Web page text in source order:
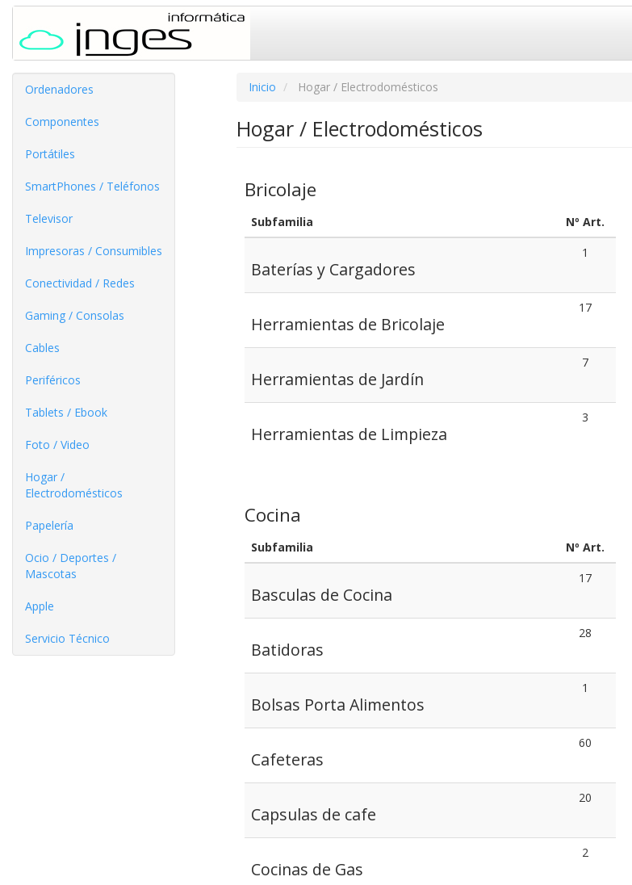
Ordenadores
Componentes
Portátiles
SmartPhones / Teléfonos
Televisor
Impresoras / Consumibles
Conectividad / Redes
Gaming / Consolas
Cables
Periféricos
Tablets / Ebook
Foto / Video
Hogar /
Electrodomésticos
Papelería
Ocio / Deportes /
Mascotas
Apple
Servicio Técnico
Inicio Hogar / Electrodomésticos
Hogar / Electrodomésticos
Bricolaje
Subfamilia Nº Art.
Baterías y Cargadores
1
Herramientas de Bricolaje
17
Herramientas de Jardín
7
Herramientas de Limpieza
3
Cocina
Subfamilia Nº Art.
Basculas de Cocina
17
Batidoras
28
Bolsas Porta Alimentos
1
Cafeteras
60
Capsulas de cafe
20
Cocinas de Gas
2